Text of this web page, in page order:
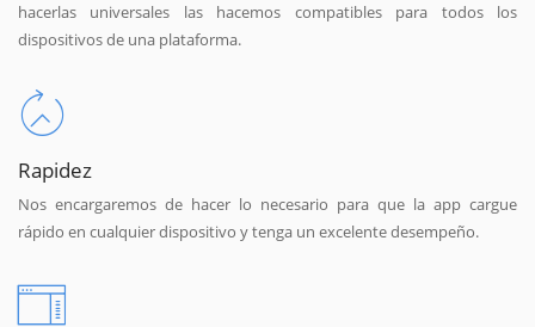
hacerlas universales las hacemos compatibles para todos los
dispositivos de una plataforma.
Rapidez
Nos encargaremos de hacer lo necesario para que la app cargue
rápido en cualquier dispositivo y tenga un excelente desempeño.